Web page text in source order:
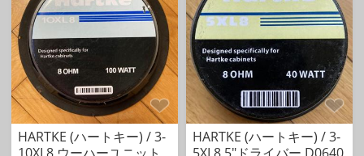
HARTKE (ハートキー) / 3-
10XL8 ウーハーユニット
HARTKE (ハートキー) / 3-
5XL8 5"ドライバー D0640